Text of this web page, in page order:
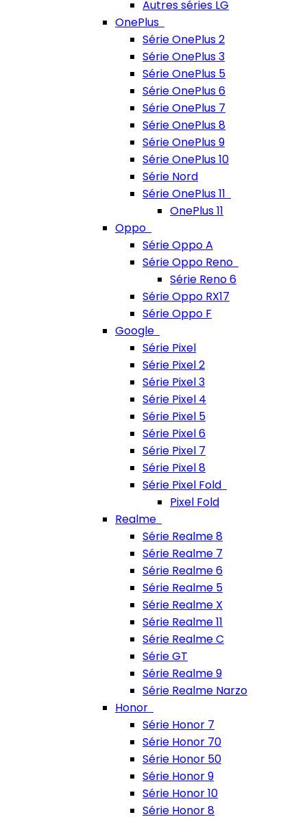
Autres séries LG
OnePlus
Série OnePlus 2
Série OnePlus 3
Série OnePlus 5
Série OnePlus 6
Série OnePlus 7
Série OnePlus 8
Série OnePlus 9
Série OnePlus 10
Série Nord
Série OnePlus 11
OnePlus 11
Oppo
Série Oppo A
Série Oppo Reno
Série Reno 6
Série Oppo RX17
Série Oppo F
Google
Série Pixel
Série Pixel 2
Série Pixel 3
Série Pixel 4
Série Pixel 5
Série Pixel 6
Série Pixel 7
Série Pixel 8
Série Pixel Fold
Pixel Fold
Realme
Série Realme 8
Série Realme 7
Série Realme 6
Série Realme 5
Série Realme X
Série Realme 11
Série Realme C
Série GT
Série Realme 9
Série Realme Narzo
Honor
Série Honor 7
Série Honor 70
Série Honor 50
Série Honor 9
Série Honor 10
Série Honor 8